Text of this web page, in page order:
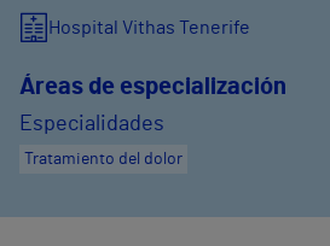
Hospital Vithas Tenerife
Áreas de especialización
Especialidades
Tratamiento del dolor